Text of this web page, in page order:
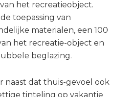
het recreatieobject.
toepassing van
materialen, een 100
het recreatie-object en
beglazing.
naast dat thuis-gevoel ook
tinteling op vakantie